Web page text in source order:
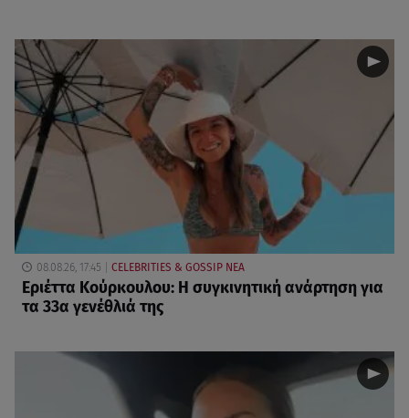
08.08.26, 17:45 CELEBRITIES & GOSSIP ΝΕΑ
Εριέττα Κούρκουλου: Η συγκινητική ανάρτηση για
τα 33α γενέθλιά της